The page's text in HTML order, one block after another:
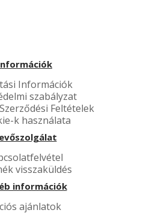
Információk
szabályzat
Feltételek
k használata
visszaküldés
információk
ajánlatok